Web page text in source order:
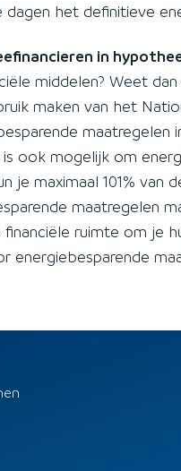
het definitieve
in
middelen? Weet
maken van het
maatregelen
ook mogelijk om
je maximaal 101% van
maatregelen
ruimte om je